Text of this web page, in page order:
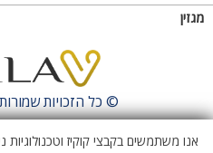
מגזין
© כל הזכויות
אנו משתמשים בקבצי קוקיז